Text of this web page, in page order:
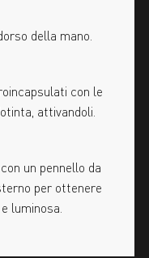
della mano.
con le
attivandoli.
un pennello da
per ottenere
luminosa.